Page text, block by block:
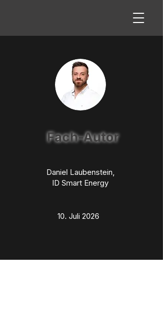
Fach-Autor
Daniel Laubenstein,
ID Smart Energy
10. Juli 2026